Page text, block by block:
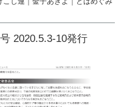
2020.5.3-10発行